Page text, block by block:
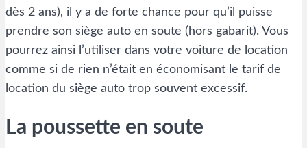
dès 2 ans), il y a de forte chance pour qu’il puisse
prendre son siège auto en soute (hors gabarit). Vous
pourrez ainsi l’utiliser dans votre voiture de location
comme si de rien n’était en économisant le tarif de
location du siège auto trop souvent excessif.
La poussette en soute